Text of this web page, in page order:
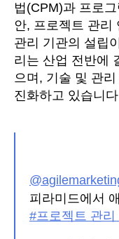
법(CPM)과 프로
안, 프로젝트 관리
관리 기관의 설립
리는 산업 전반에
으며, 기술 및 관
진화하고 있습니
피라미드에서
#프로젝트 관리